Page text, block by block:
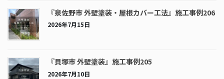
『泉佐野市 外壁塗装・屋根カバー工法』施工事例206
2026年7月15日
『貝塚市 外壁塗装』施工事例205
2026年7月10日